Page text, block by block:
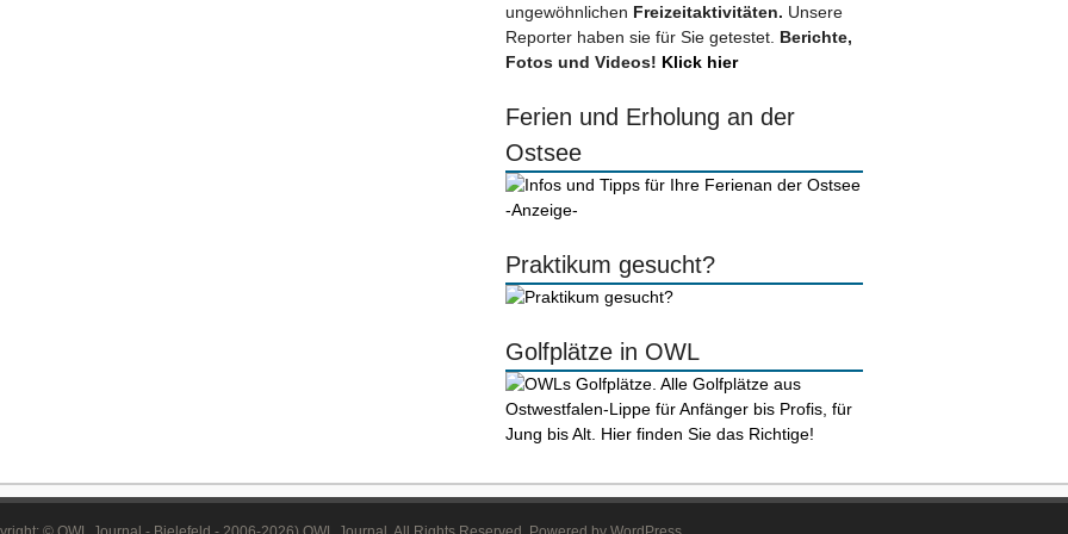
ungewöhnlichen Freizeitaktivitäten. Unsere
Reporter haben sie für Sie getestet. Berichte,
Fotos und Videos! Klick hier
Ferien und Erholung an der
Ostsee
-Anzeige-
Praktikum gesucht?
Golfplätze in OWL